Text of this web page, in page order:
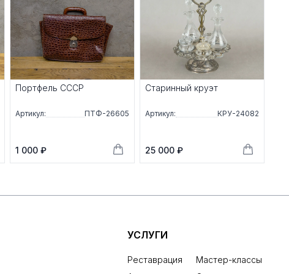
Портфель СССР
Артикул: ПТФ-26605
1 000 ₽
Старинный круэт
Артикул: КРУ-24082
25 000 ₽
УСЛУГИ
Реставрация
Мастер-классы